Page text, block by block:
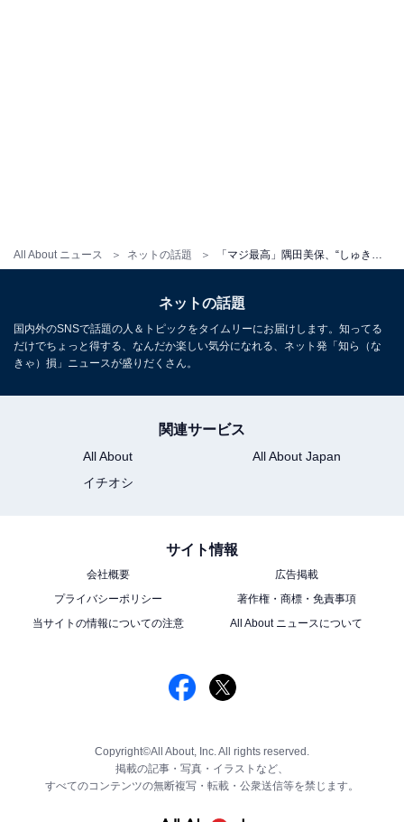
All About ニュース ネットの話題
ネットの話題
国内外のSNSで話題の人＆トピックをタイムリーにお届けします。知ってる
だけでちょっと得する、なんだか楽しい気分になれる、ネット発「知ら（な
きゃ）損」ニュースが盛りだくさん。
関連サービス
All About
All About Japan
イチオシ
サイト情報
会社概要
広告掲載
プライバシーポリシー
著作権・商標・免責事項
当サイトの情報についての注意
All About ニュースについて
Copyright©All About, Inc. All rights reserved.
掲載の記事・写真・イラストなど、
すべてのコンテンツの無断複写・転載・公衆送信等を禁じます。